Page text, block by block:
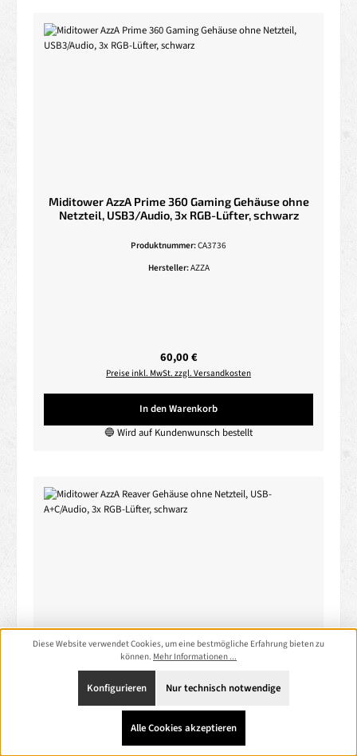
Miditower AzzA Prime 360 Gaming Gehäuse ohne
Netzteil, USB3/Audio, 3x RGB-Lüfter, schwarz
Produktnummer:CA3736
Hersteller:AZZA
Regulärer Preis:
60,00 €
Preise inkl. MwSt. zzgl. Versandkosten
In den Warenkorb
🔵 Wird auf Kundenwunsch bestellt
Miditower AzzA Reaver Gehäuse ohne Netzteil,
Produktnummer:CA3760
Hersteller:AZZA
Diese Website verwendet Cookies, um eine bestmögliche Erfahrung bieten zu
können. Mehr Informationen ...
Nur technisch notwendige
Konfigurieren
Alle Cookies akzeptieren